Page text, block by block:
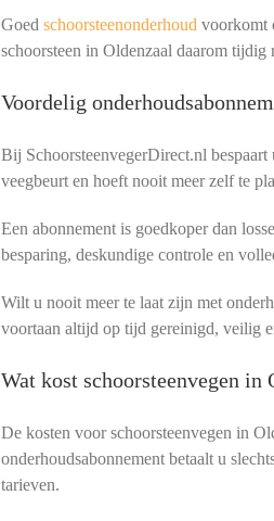
Goed schoorsteenonderhoud voorkomt
schoorsteen in Oldenzaal daarom tijdig
Voordelig
Bij SchoorsteenvegerDirect.nl
veegbeurt en hoeft nooit meer zelf te
Een abonnement is goedkoper dan
besparing, deskundige controle en
Wilt u nooit meer te laat zijn met
voortaan altijd op tijd gereinigd, veilig
Wat kost schoorsteenvegen in
De kosten voor schoorsteenvegen in
onderhoudsabonnement betaalt u
tarieven.